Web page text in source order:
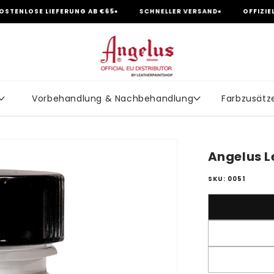
AB €65 SCHNELLER VERSAND OFFIZIELLER
Vorbehandlung & Nachbehandlung
Angelus
SKU: 0051